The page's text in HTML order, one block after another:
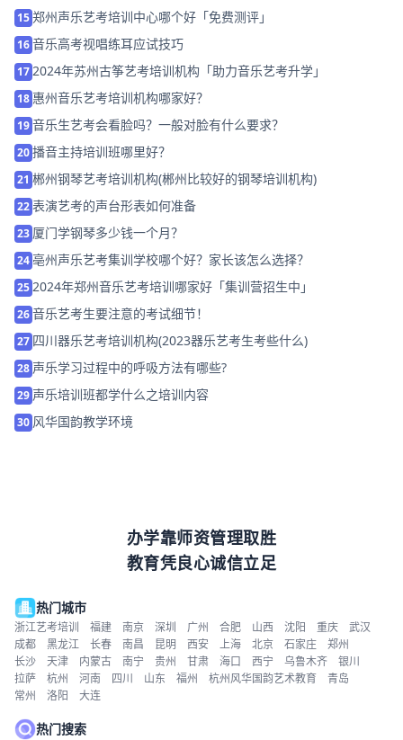
15郑州声乐艺考培训中心哪个好「免费测评」
16音乐高考视唱练耳应试技巧
172024年苏州古筝艺考培训机构「助力音乐艺考升学」
18 惠州音乐艺考培训机构哪家好？
19音乐生艺考会看脸吗？一般对脸有什么要求？
20播音主持培训班哪里好？
21 郴州钢琴艺考培训机构(郴州比较好的钢琴培训机构)
22表演艺考的声台形表如何准备
23 厦门学钢琴多少钱一个月？
24 亳州声乐艺考集训学校哪个好？家长该怎么选择？
252024年郑州音乐艺考培训哪家好「集训营招生中」
26音乐艺考生要注意的考试细节！
27 四川器乐艺考培训机构(2023器乐艺考生考些什么)
28 声乐学习过程中的呼吸方法有哪些?
29 声乐培训班都学什么之培训内容
30 风华国韵教学环境
办学靠师资管理取胜
教育凭良心诚信立足
热门城市
浙江艺考培训 福建 南京 深圳 广州 合肥 山西 沈阳 重庆
武汉
成都
黑龙江 长春 南昌 昆明 西安 上海 北京 石家庄
郑州
长沙
天津 内蒙古 南宁 贵州 甘肃 海口 西宁 乌鲁木齐
银川
拉萨
杭州 河南 四川 山东 福州 杭州风华国韵艺术教育
青岛
常州
洛阳 大连
热门搜索